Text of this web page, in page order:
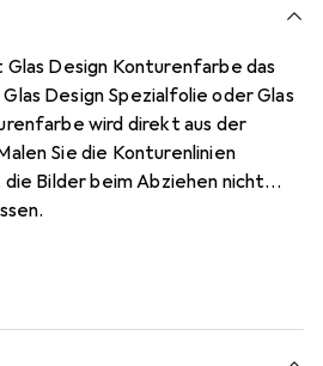
Design Konturenfarbe das
Design Spezialfolie oder Glas
wird direkt aus der
Sie die Konturenlinien
Bilder beim Abziehen nicht